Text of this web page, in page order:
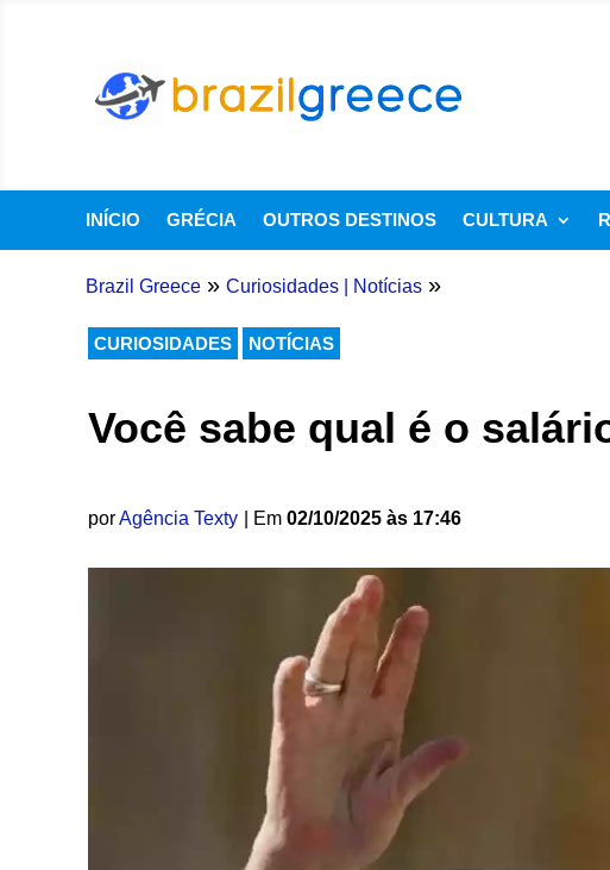
INÍCIO GRÉCIA OUTROS DESTINOS CULTURA
Brazil Greece » Curiosidades| Notícias »
CURIOSIDADES NOTÍCIAS
Você sabe qual é o
porAgência Texty | Em 02/10/2025 às 17:46